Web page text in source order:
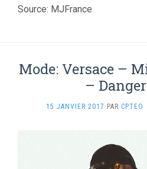
Source: MJFrance
Mode: Versace –
–
15 JANVIER 2017 PAR CPTEO